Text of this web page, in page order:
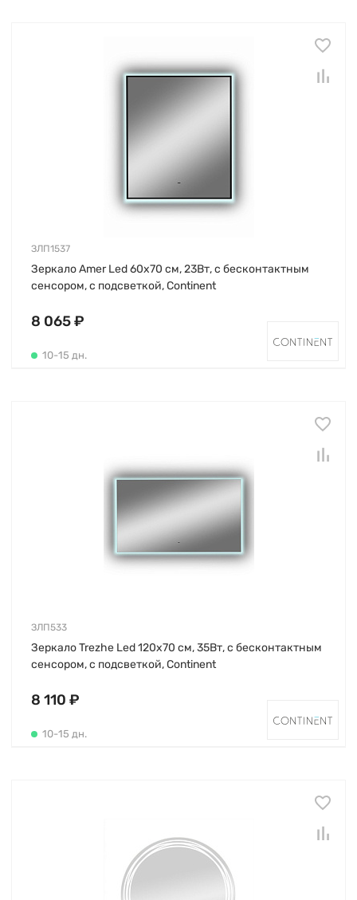
ЗЛП1537
Зеркало Amer Led 60х70 см, 23Вт, с бесконтактным
сенсором, с подсветкой, Continent
8 065 ₽
10-15 дн.
ЗЛП533
Зеркало Trezhe Led 120х70 см, 35Вт, с бесконтактным
сенсором, с подсветкой, Continent
8 110 ₽
10-15 дн.